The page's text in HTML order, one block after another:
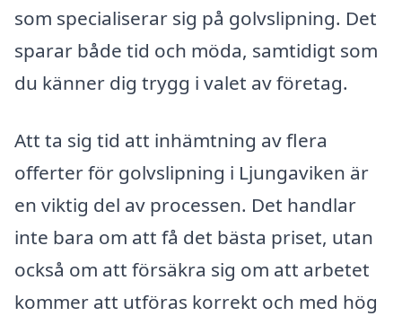
som specialiserar sig på golvslipning. Det
sparar både tid och möda, samtidigt som
du känner dig trygg i valet av företag.
Att ta sig tid att inhämtning av flera
offerter för golvslipning i Ljungaviken är
en viktig del av processen. Det handlar
inte bara om att få det bästa priset, utan
också om att försäkra sig om att arbetet
kommer att utföras korrekt och med hög